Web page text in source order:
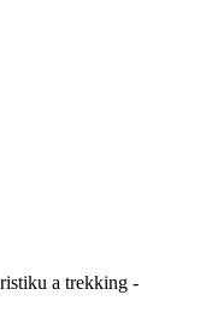
a trekking -